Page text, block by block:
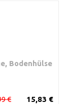
Bodenhülse
15,83 €
€